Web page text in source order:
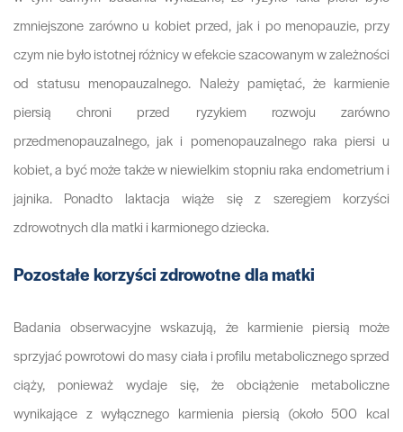
zmniejszone zarówno u kobiet przed, jak i po menopauzie, przy
czym nie było istotnej różnicy w efekcie szacowanym w zależności
od statusu menopauzalnego. Należy pamiętać, że karmienie
piersią chroni przed ryzykiem rozwoju zarówno
przedmenopauzalnego, jak i pomenopauzalnego raka piersi u
kobiet, a być może także w niewielkim stopniu raka endometrium i
jajnika. Ponadto laktacja wiąże się z szeregiem korzyści
zdrowotnych dla matki i karmionego dziecka.
Pozostałe korzyści zdrowotne dla matki
Badania obserwacyjne wskazują, że karmienie piersią może
sprzyjać powrotowi do masy ciała i profilu metabolicznego sprzed
ciąży, ponieważ wydaje się, że obciążenie metaboliczne
wynikające z wyłącznego karmienia piersią (około 500 kcal